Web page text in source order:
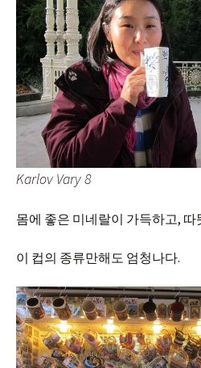
Karlov Vary 8
몸에 좋은 미네랄이 가득하고, 따
이 컵의 종류만해도 엄청나다.